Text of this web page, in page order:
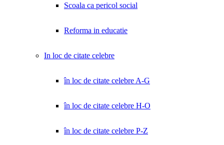
Scoala ca pericol social
Reforma in educatie
In loc de citate celebre
în loc de citate celebre A-G
în loc de citate celebre H-O
în loc de citate celebre P-Z